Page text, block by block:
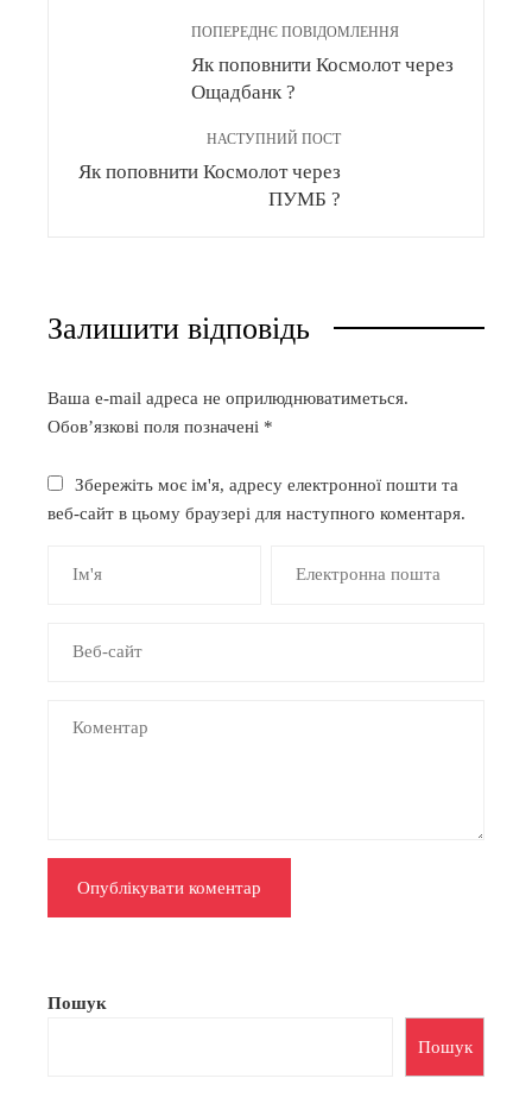
ПОПЕРЕДНЄ ПОВІДОМЛЕННЯ
Як поповнити Космолот через
Ощадбанк ?
НАСТУПНИЙ ПОСТ
Як поповнити Космолот через
ПУМБ ?
Залишити відповідь
Ваша e-mail адреса не оприлюднюватиметься.
Обов’язкові поля позначені *
Збережіть моє ім'я, адресу електронної пошти та
веб-сайт в цьому браузері для наступного коментаря.
Пошук
Пошук